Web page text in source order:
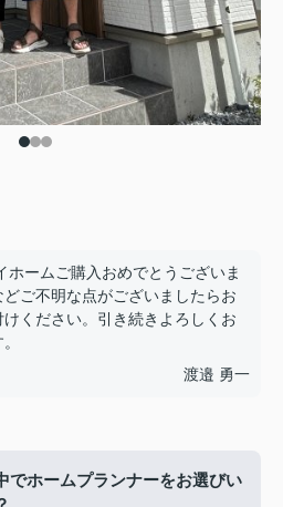
ホームご購入おめでとうございま
ご不明な点がございましたらお
ください。引き続きよろしくお
渡邉 勇一
ホームプランナーをお選びい